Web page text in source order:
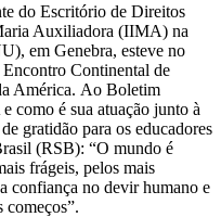
do Escritório de Direitos
Auxiliadora (IIMA) na
em Genebra, esteve no
Continental de
América. Ao Boletim
como é sua atuação junto à
gratidão para os educadores
(RSB): “O mundo é
frágeis, pelos mais
confiança no devir humano e
começos”.